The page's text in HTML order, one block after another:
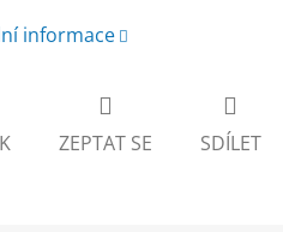
informace
ZEPTAT SE SDÍLET